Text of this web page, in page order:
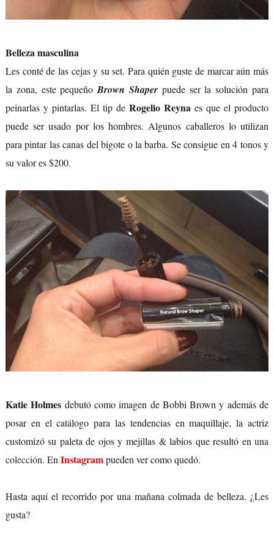
Belleza masculina
Les conté de las cejas y su set. Para quién guste de marcar aún más
la zona, este pequeñoBrown Shaper puede ser la solución para
peinarlas y pintarlas. El tip deRogelio Reyna es que el producto
puede ser usado por los hombres. Algunos caballeros lo utilizan
para pintar las canas del bigote o la barba. Se consigue en 4 tonos y
su valor es $200.
Katie Holmes debutó como imagen de Bobbi Brown y además de
posar en el catálogo para las tendencias en maquillaje, la actriz
customizó su paleta de ojos y mejillas & labios que resultó enuna
colección. En Instagrampueden ver como quedó.
Hasta aquí el recorrido por una mañana colmada de belleza. ¿Les
gusta?